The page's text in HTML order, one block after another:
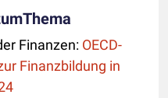
Finanzen: OECD-
Finanzbildung in